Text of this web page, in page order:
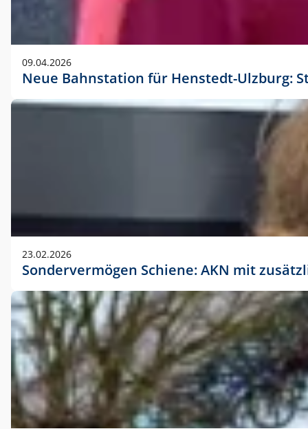
09.04.2026
Neue Bahnstation für Henstedt-Ulzburg:
23.02.2026
Sondervermögen Schiene: AKN mit